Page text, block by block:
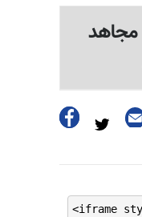
مجاهد
<iframe